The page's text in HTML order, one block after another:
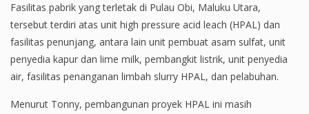
Fasilitas pabrik yang terletak di Pulau Obi, Maluku Utara,
tersebut terdiri atas unit high pressure acid leach (HPAL) dan
fasilitas penunjang, antara lain unit pembuat asam sulfat, unit
penyedia kapur dan lime milk, pembangkit listrik, unit penyedia
air, fasilitas penanganan limbah slurry HPAL, dan pelabuhan.
Menurut Tonny, pembangunan proyek HPAL ini masih